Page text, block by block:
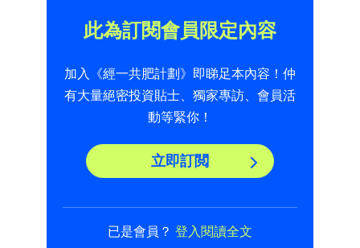
此為訂閱會員限定內容
加入《經一共肥計劃》即睇足本內容！仲
有大量絕密投資貼士、獨家專訪、會員活
動等緊你！
立即訂閲
已是會員？ 登入閱讀全文